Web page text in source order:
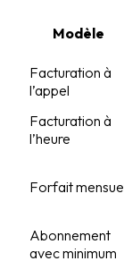
Modèle
Facturation à
l’appel
Facturation à
l’heure
Forfait
Abonnement
avec minimum